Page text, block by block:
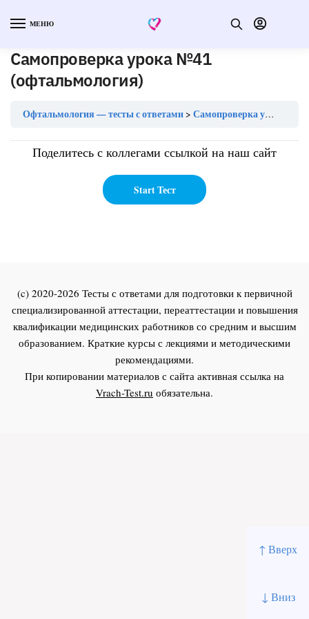
↑ Вверх
↓ Вниз
МЕНЮ
Самопроверка урока №41
(офтальмология)
Офтальмология — тесты с ответами Самопроверка урока №41 (офтальмология)
Поделитесь с коллегами ссылкой на наш сайт
(c) 2020-2026 Тесты с ответами для подготовки к первичной
специализированной аттестации, переаттестации и повышения
квалификации медицинских работников со средним и высшим
образованием. Краткие курсы с лекциями и методическими
рекомендациями.
При копировании материалов с сайта активная ссылка на
Vrach-Test.ru обязательна.